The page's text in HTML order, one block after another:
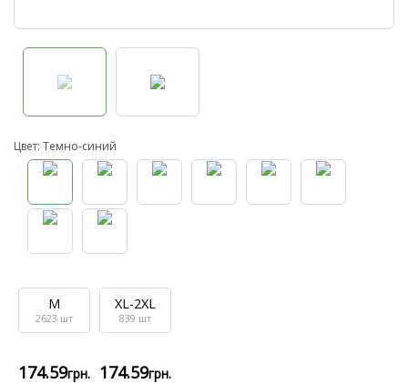
Цвет: Темно-синий
M
2623 шт
174.59грн.
XL-2XL
839 шт
174.59грн.